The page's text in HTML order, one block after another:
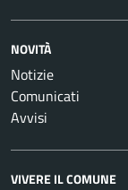
NOVITÀ
Notizie
Comunicati
Avvisi
VIVERE IL COMUNE